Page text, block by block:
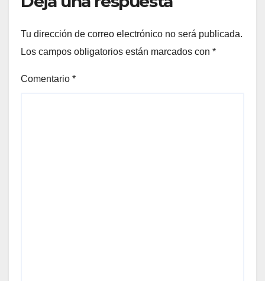
Tu dirección de correo electrónico no será publicada.
Los campos obligatorios están marcados con *
Comentario *